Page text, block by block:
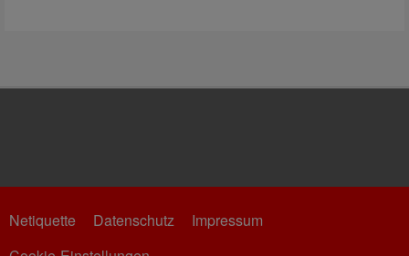
Netiquette Datenschutz
Impressum